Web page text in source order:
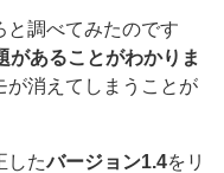
と調べてみたのです
あることがわかりま
が消えてしまうことが
したバージョン1.4をリ